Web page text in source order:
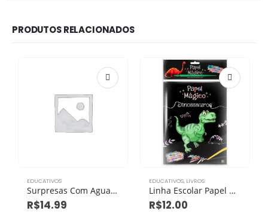
PRODUTOS RELACIONADOS
EDUCATIVOS
Surpresas Com Agua: Animais
R$14.99
EDUCATIVOS, LIVROS
Linha Escolar Papel Magico: Dinossauros
R$12.00